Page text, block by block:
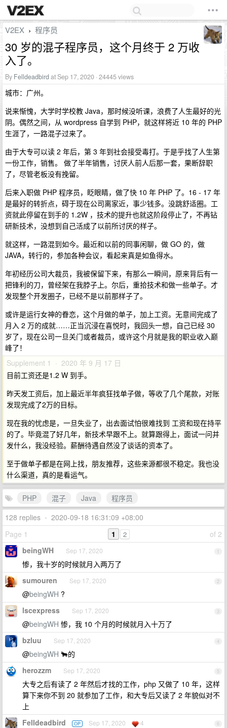
V2EX › 程序员
30 岁的混子程序员，这个月终于 2 万收
入了。
By Felldeadbird at Sep 17, 2020 · 24445 views
城市：广州。
说来惭愧，大学时学校教 Java，那时候没听课，浪费了人生最好的光
阴。偶然之间，从 wordpress 自学到 PHP，就这样将近 10 年的 PHP
生涯了，一路混子过来了。
由于大专可以读 2 年后，第 3 年到社会接受毒打。于是乎找了人生第
一份工作，销售。 做了半年销售，讨厌人前人后那一套，果断辞职
了，尽管老板没有挽留。
后来入职做 PHP 程序员，眨眼睛，做了快 10 年 PHP 了。16 - 17 年
是最好的转折点，碍于现在公司离家近，事少钱多。没跳舒适圈。工
资就此停留在到手的 1.2W ，技术的提升也就这阶段停止了，不再钻
研新技术，没想到自己活成了以前所讨厌的样子。
就这样，一路混到如今。最近和以前的同事闲聊，做 GO 的，做
JAVA，转行的，参加各种会议，看起来真是如鱼得水。
年初经历公司大裁员，我被保留下来，有那么一瞬间，原来背后有一
把锋利的刀，曾经架在我脖子上。尔后，重拾技术和做一些单子。才
发现整个开发圈子，已经不是以前那样子了。
或许是运行女神的眷恋，这个月做的单子，加上工资。无意间完成了
月入 2 万的成就……正当沉浸在喜悦时，我回头一想，自己已经 30
岁了，现在公司一旦关门或者裁员，或许这个月就是我的职业收入巅
峰了！
Supplement 1 · 2020 年 9 月 17 日
目前工资还是1.2 W 到手。
昨天发工资后，加上最近半年疯狂找单子做，等收了几个尾款，对账
发现完成了2万的目标。
现在我的忧虑是，一旦失业了，出去面试怕很难找到 工资和现在持平
的了。毕竟混了好几年，新技术早跟不上。就算跟得上，面试一问并
发什么，我没经验。薪酬待遇自然没了谈话的资本了。
至于做单子都是在网上找，朋友推荐，这些来源都很不稳定。我也没
什么渠道，真的是看运气。
PHP 混子 Java
程序员
128 replies • 2020-09-18 16:31:09 +08:00
Page 1
of 2
1 2
1
beingWH Sep 17, 2020
惨，我十岁的时候就月入两万了
2
sumouren Sep 17, 2020
@beingWH ?
3
lscexpress Sep 17, 2020
@beingWH 惨，我 10 个月的时候就月入十万了
4
bzluu Sep 17, 2020
@beingWH 🐂的
5
herozzm Sep 17, 2020
大专之后有读了 2 年然后才找的工作，php 又做了 10 年，这样
算下来你不到 20 就参加了工作，和大专后又读了 2 年貌似对不
上
6
Felldeadbird OP Sep 17, 2020 4